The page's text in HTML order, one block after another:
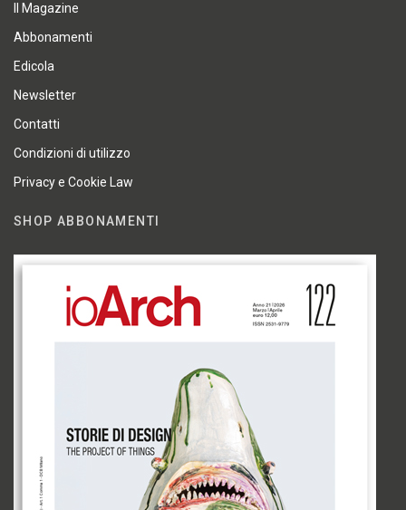
Il Magazine
Abbonamenti
Edicola
Newsletter
Contatti
Condizioni di utilizzo
Privacy e Cookie Law
SHOP ABBONAMENTI